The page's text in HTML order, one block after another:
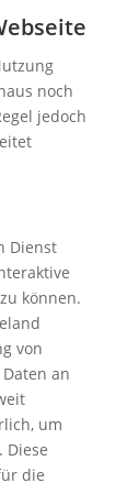
noch
jedoch
Dienst
können.
von
an
um
Diese
die